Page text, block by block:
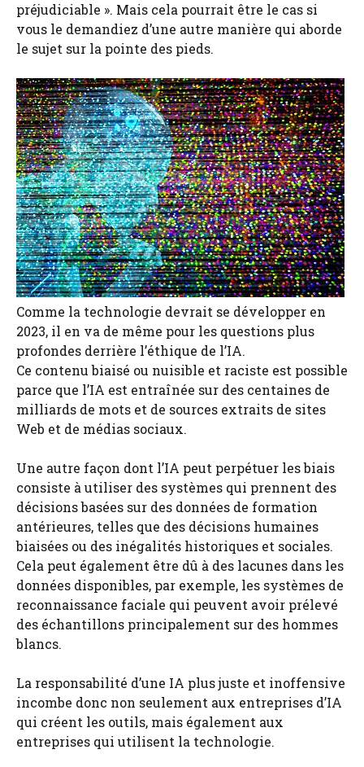
préjudiciable ». Mais cela pourrait être le cas si
vous le demandiez d’une autre manière qui aborde
le sujet sur la pointe des pieds.
Comme la technologie devrait se développer en
2023, il en va de même pour les questions plus
profondes derrière l’éthique de l’IA.
Ce contenu biaisé ou nuisible et raciste est possible
parce que l’IA est entraînée sur des centaines de
milliards de mots et de sources extraits de sites
Web et de médias sociaux.
Une autre façon dont l’IA peut perpétuer les biais
consiste à utiliser des systèmes qui prennent des
décisions basées sur des données de formation
antérieures, telles que des décisions humaines
biaisées ou des inégalités historiques et sociales.
Cela peut également être dû à des lacunes dans les
données disponibles, par exemple, les systèmes de
reconnaissance faciale qui peuvent avoir prélevé
des échantillons principalement sur des hommes
blancs.
La responsabilité d’une IA plus juste et inoffensive
incombe donc non seulement aux entreprises d’IA
qui créent les outils, mais également aux
entreprises qui utilisent la technologie.